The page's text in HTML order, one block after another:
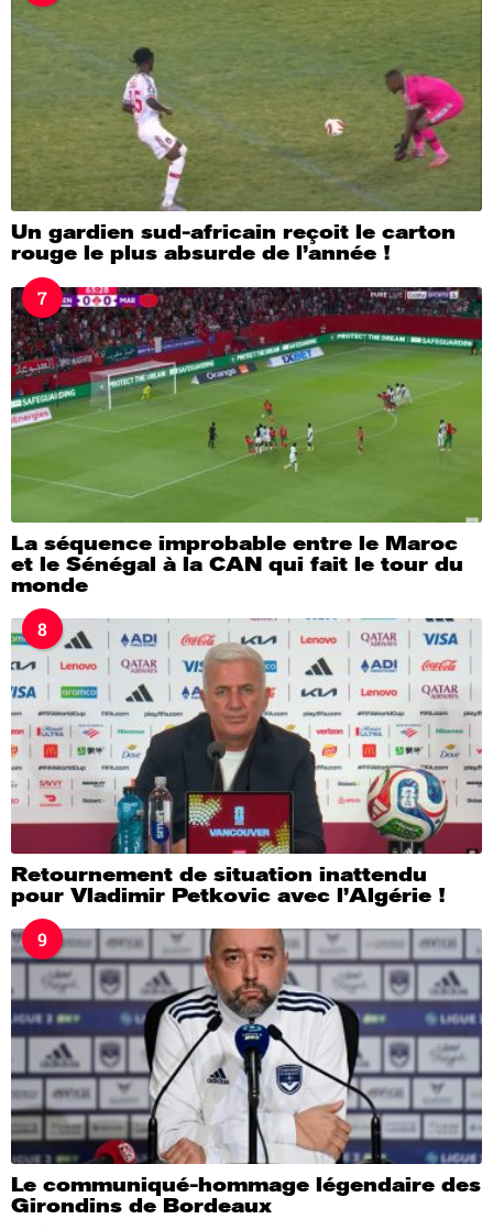
Un gardien sud-africain reçoit le carton
rouge le plus absurde de l’année !
7
La séquence improbable entre le Maroc
et le Sénégal à la CAN qui fait le tour du
monde
8
Retournement de situation inattendu
pour Vladimir Petkovic avec l’Algérie !
9
Le communiqué-hommage légendaire des
Girondins de Bordeaux